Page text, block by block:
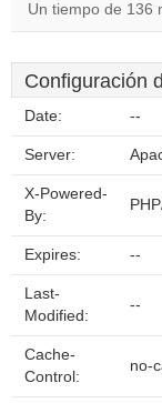
Un tiempo de 136
Configuración
Date: --
Server:
X-Powered-
By:
Expires: --
Last-
Modified:
--
Cache-
Control:
no-